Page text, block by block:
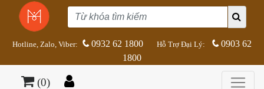
Hotline, Zalo, Viber: 0932 62 1800 Hỗ Trợ Đại Lý:
0903 62
1800
(0)